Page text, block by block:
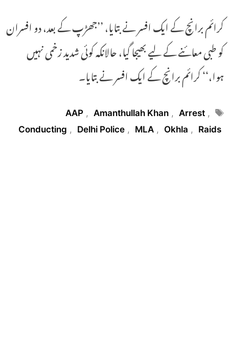
کرائم برانچ کے ایک افسر نے بتایا، ’’جھڑپ کے بعد، دو افسران
کو طبی معائنے کے لیے بھیجا گیا، حالانکہ کوئی شدید زخمی نہیں
ہوا،‘‘ کرائم برانچ کے ایک افسر نے بتایا۔
Tags
AAP , Amanthullah Khan , Arrest ,
Conducting , Delhi Police , MLA , Okhla , Raids